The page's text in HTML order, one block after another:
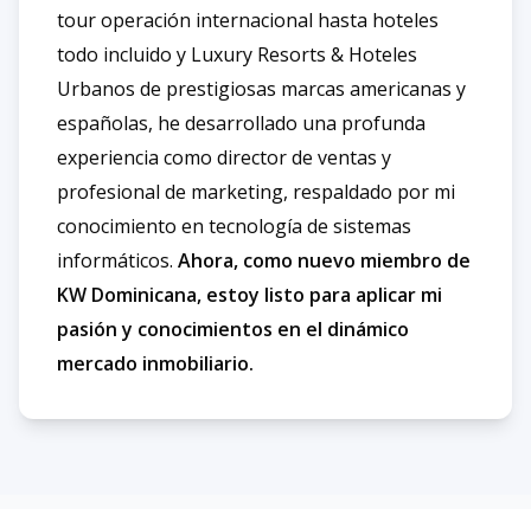
tour operación internacional hasta hoteles
todo incluido y Luxury Resorts & Hoteles
Urbanos de prestigiosas marcas americanas y
españolas, he desarrollado una profunda
experiencia como director de ventas y
profesional de marketing, respaldado por mi
conocimiento en tecnología de sistemas
informáticos. Ahora, como nuevo miembro de
KW Dominicana, estoy listo para aplicar mi
pasión y conocimientos en el dinámico
mercado inmobiliario.